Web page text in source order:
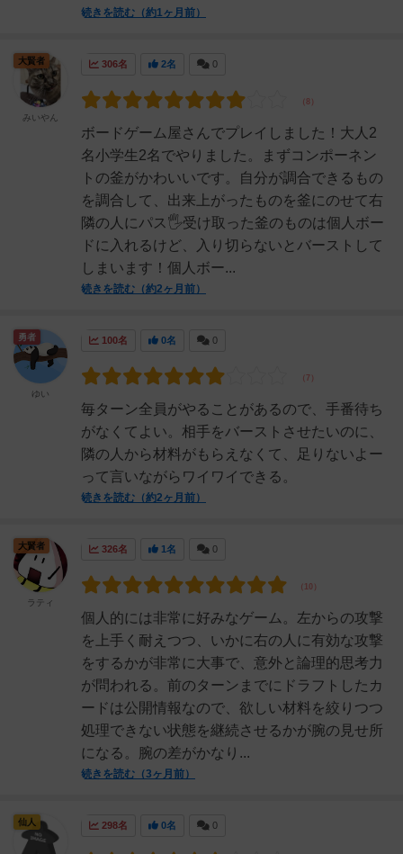
続きを読む（約1ヶ月前）
306名 2名 0
ボードゲーム屋さんでプレイしました！大人2
名小学生2名でやりました。まずコンポーネン
トの釜がかわいいです。自分が調合できるもの
を調合して、出来上がったものを釜にのせて右
隣の人にパス🖐️受け取った釜のものは個人ボー
ドに入れるけど、入り切らないとバーストして
しまいます！個人ボー...
続きを読む（約2ヶ月前）
大賢者
みいやん
100名 0名 0
毎ターン全員がやることがあるので、手番待ち
がなくてよい。相手をバーストさせたいのに、
隣の人から材料がもらえなくて、足りないよー
って言いながらワイワイできる。
続きを読む（約2ヶ月前）
勇者
ゆい
326名 1名 0
個人的には非常に好みなゲーム。左からの攻撃
を上手く耐えつつ、いかに右の人に有効な攻撃
をするかが非常に大事で、意外と論理的思考力
が問われる。前のターンまでにドラフトしたカ
ードは公開情報なので、欲しい材料を絞りつつ
処理できない状態を継続させるかが腕の見せ所
になる。腕の差がかなり...
続きを読む（3ヶ月前）
大賢者
ラティ
298名 0名 0
仙人